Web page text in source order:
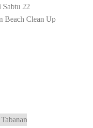
Sabtu 22
Beach Clean Up